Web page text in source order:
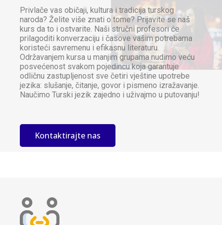
Privlače vas običaji, kultura i tradicija turskog
naroda? Želite više znati o tome? Prijavite se naš
kurs da to i ostvarite. Naši stručni profesori će
prilagoditi konverzaciju i časove vašim potrebama
koristeći savremenu i efikasnu literaturu.
Održavanjem kursa u manjim grupama nudimo veću
posvećenost svakom pojedincu koja garantuje
odličnu zastupljenost sve četiri vještine upotrebe
jezika: slušanje, čitanje, govor i pismeno izražavanje.
Naučimo Turski jezik zajedno i uživajmo u putovanju!
Kontaktirajte nas